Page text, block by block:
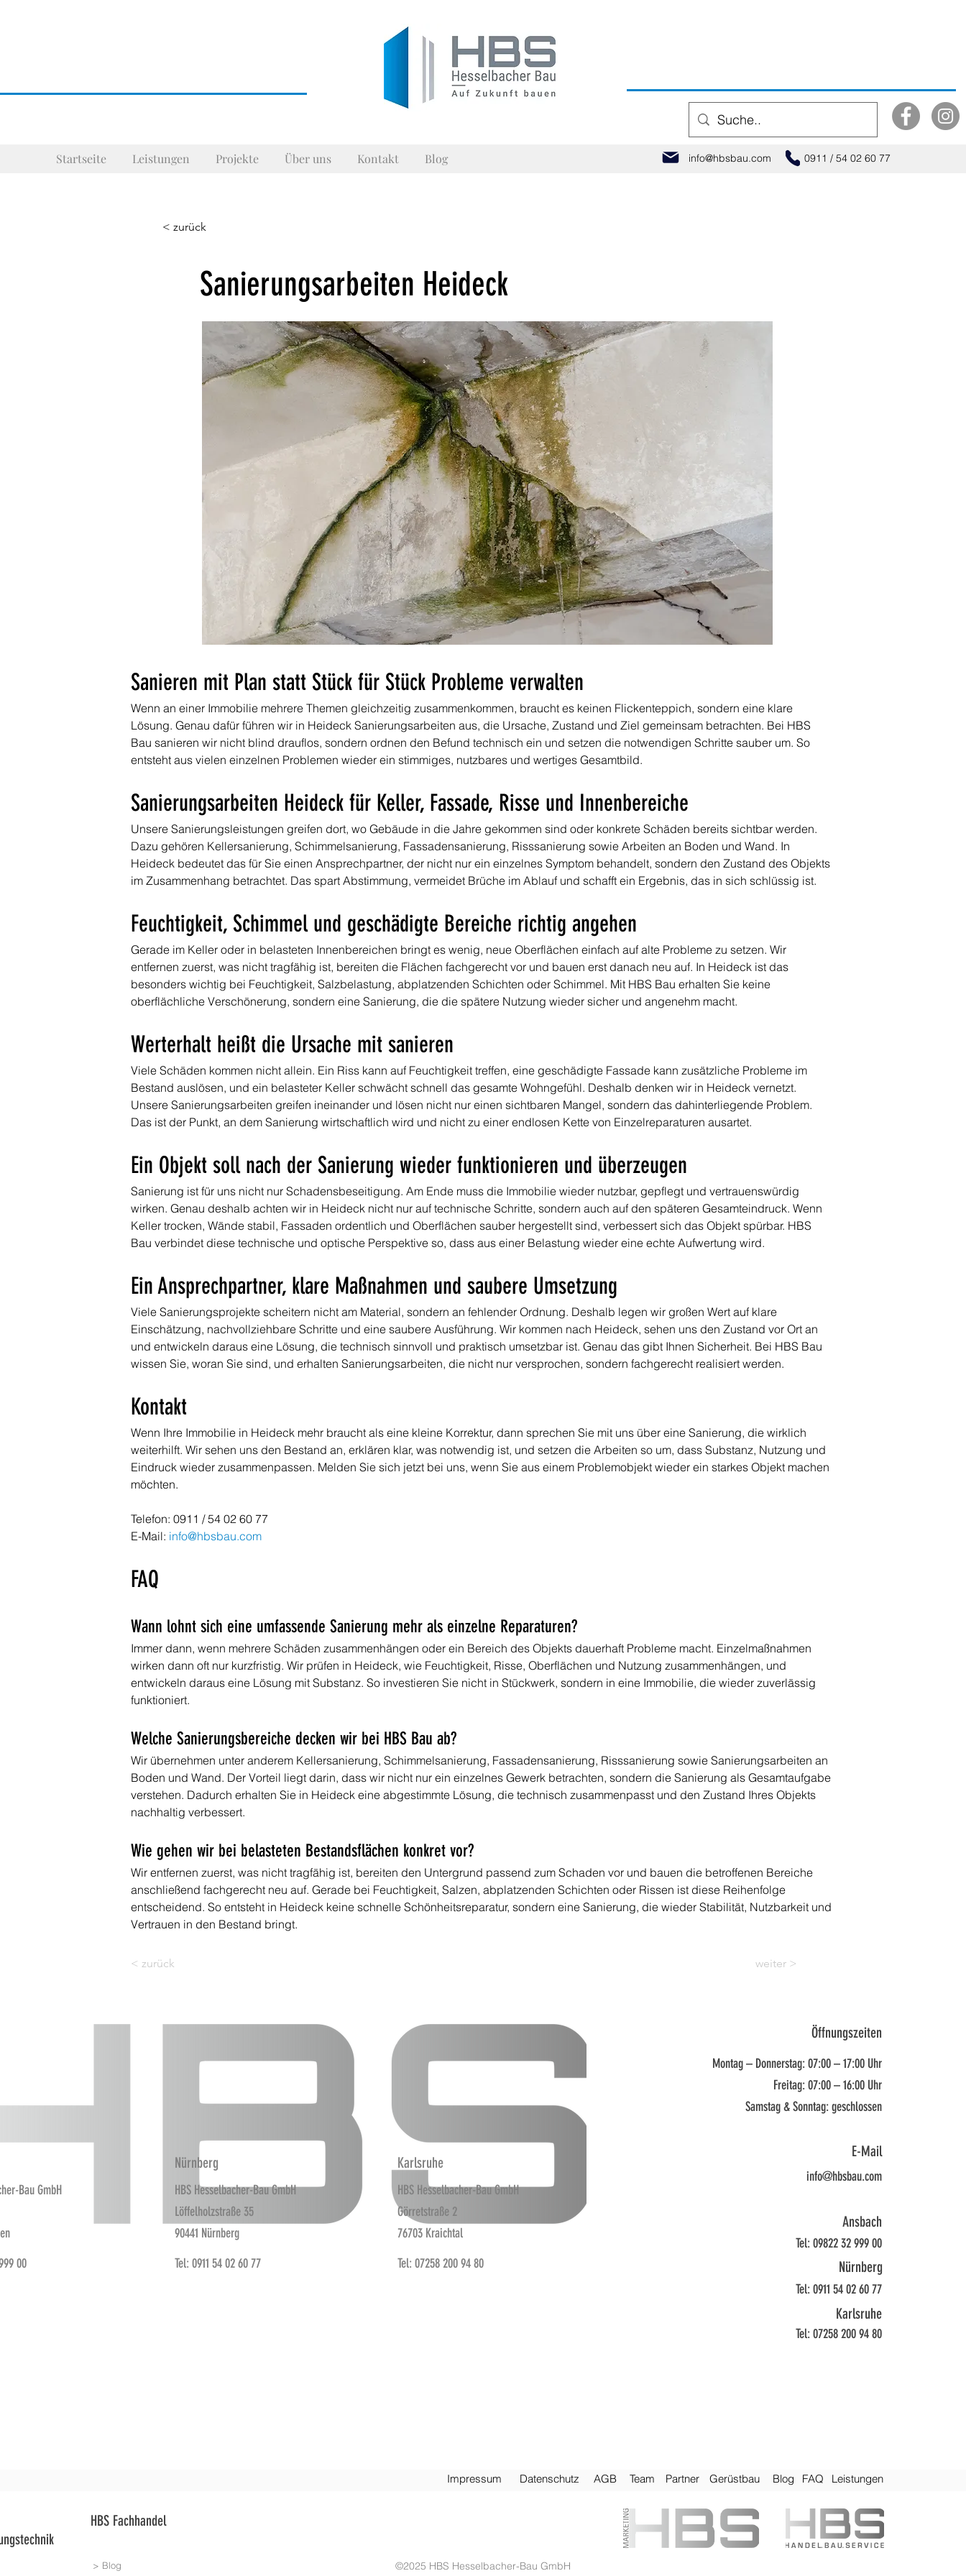
Startseite Leistungen Projekte Über uns Kontakt Blog info@hbsbau.com 0911 / 54 02 60 77
Sanierungsarbeiten Heideck
Sanieren mit Plan statt Stück für Stück Probleme verwalten
Wenn an einer Immobilie mehrere Themen gleichzeitig zusammenkommen, braucht es keinen Flickenteppich, sondern eine klare
Lösung. Genau dafür führen wir in Heideck Sanierungsarbeiten aus, die Ursache, Zustand und Ziel gemeinsam betrachten. Bei HBS
Bau sanieren wir nicht blind drauflos, sondern ordnen den Befund technisch ein und setzen die notwendigen Schritte sauber um. So
entsteht aus vielen einzelnen Problemen wieder ein stimmiges, nutzbares und wertiges Gesamtbild.
Sanierungsarbeiten Heideck für Keller, Fassade, Risse und Innenbereiche
Unsere Sanierungsleistungen greifen dort, wo Gebäude in die Jahre gekommen sind oder konkrete Schäden bereits sichtbar werden.
Dazu gehören Kellersanierung, Schimmelsanierung, Fassadensanierung, Risssanierung sowie Arbeiten an Boden und Wand. In
Heideck bedeutet das für Sie einen Ansprechpartner, der nicht nur ein einzelnes Symptom behandelt, sondern den Zustand des Objekts
im Zusammenhang betrachtet. Das spart Abstimmung, vermeidet Brüche im Ablauf und schafft ein Ergebnis, das in sich schlüssig ist.
Feuchtigkeit, Schimmel und geschädigte Bereiche richtig angehen
Gerade im Keller oder in belasteten Innenbereichen bringt es wenig, neue Oberflächen einfach auf alte Probleme zu setzen. Wir
entfernen zuerst, was nicht tragfähig ist, bereiten die Flächen fachgerecht vor und bauen erst danach neu auf. In Heideck ist das
besonders wichtig bei Feuchtigkeit, Salzbelastung, abplatzenden Schichten oder Schimmel. Mit HBS Bau erhalten Sie keine
oberflächliche Verschönerung, sondern eine Sanierung, die die spätere Nutzung wieder sicher und angenehm macht.
Werterhalt heißt die Ursache mit sanieren
Viele Schäden kommen nicht allein. Ein Riss kann auf Feuchtigkeit treffen, eine geschädigte Fassade kann zusätzliche Probleme im
Bestand auslösen, und ein belasteter Keller schwächt schnell das gesamte Wohngefühl. Deshalb denken wir in Heideck vernetzt.
Unsere Sanierungsarbeiten greifen ineinander und lösen nicht nur einen sichtbaren Mangel, sondern das dahinterliegende Problem.
Das ist der Punkt, an dem Sanierung wirtschaftlich wird und nicht zu einer endlosen Kette von Einzelreparaturen ausartet.
Ein Objekt soll nach der Sanierung wieder funktionieren und überzeugen
Sanierung ist für uns nicht nur Schadensbeseitigung. Am Ende muss die Immobilie wieder nutzbar, gepflegt und vertrauenswürdig
wirken. Genau deshalb achten wir in Heideck nicht nur auf technische Schritte, sondern auch auf den späteren Gesamteindruck. Wenn
Keller trocken, Wände stabil, Fassaden ordentlich und Oberflächen sauber hergestellt sind, verbessert sich das Objekt spürbar. HBS
Bau verbindet diese technische und optische Perspektive so, dass aus einer Belastung wieder eine echte Aufwertung wird.
Ein Ansprechpartner, klare Maßnahmen und saubere Umsetzung
Viele Sanierungsprojekte scheitern nicht am Material, sondern an fehlender Ordnung. Deshalb legen wir großen Wert auf klare
Einschätzung, nachvollziehbare Schritte und eine saubere Ausführung. Wir kommen nach Heideck, sehen uns den Zustand vor Ort an
und entwickeln daraus eine Lösung, die technisch sinnvoll und praktisch umsetzbar ist. Genau das gibt Ihnen Sicherheit. Bei HBS Bau
wissen Sie, woran Sie sind, und erhalten Sanierungsarbeiten, die nicht nur versprochen, sondern fachgerecht realisiert werden.
Kontakt
Wenn Ihre Immobilie in Heideck mehr braucht als eine kleine Korrektur, dann sprechen Sie mit uns über eine Sanierung, die wirklich
weiterhilft. Wir sehen uns den Bestand an, erklären klar, was notwendig ist, und setzen die Arbeiten so um, dass Substanz, Nutzung und
Eindruck wieder zusammenpassen. Melden Sie sich jetzt bei uns, wenn Sie aus einem Problemobjekt wieder ein starkes Objekt machen
möchten.
Telefon: 0911 / 54 02 60 77
E-Mail: info@hbsbau.com
FAQ
Wann lohnt sich eine umfassende Sanierung mehr als einzelne Reparaturen?
Immer dann, wenn mehrere Schäden zusammenhängen oder ein Bereich des Objekts dauerhaft Probleme macht. Einzelmaßnahmen
wirken dann oft nur kurzfristig. Wir prüfen in Heideck, wie Feuchtigkeit, Risse, Oberflächen und Nutzung zusammenhängen, und
entwickeln daraus eine Lösung mit Substanz. So investieren Sie nicht in Stückwerk, sondern in eine Immobilie, die wieder zuverlässig
funktioniert.
Welche Sanierungsbereiche decken wir bei HBS Bau ab?
Wir übernehmen unter anderem Kellersanierung, Schimmelsanierung, Fassadensanierung, Risssanierung sowie Sanierungsarbeiten an
Boden und Wand. Der Vorteil liegt darin, dass wir nicht nur ein einzelnes Gewerk betrachten, sondern die Sanierung als Gesamtaufgabe
verstehen. Dadurch erhalten Sie in Heideck eine abgestimmte Lösung, die technisch zusammenpasst und den Zustand Ihres Objekts
nachhaltig verbessert.
Wie gehen wir bei belasteten Bestandsflächen konkret vor?
Wir entfernen zuerst, was nicht tragfähig ist, bereiten den Untergrund passend zum Schaden vor und bauen die betroffenen Bereiche
anschließend fachgerecht neu auf. Gerade bei Feuchtigkeit, Salzen, abplatzenden Schichten oder Rissen ist diese Reihenfolge
entscheidend. So entsteht in Heideck keine schnelle Schönheitsreparatur, sondern eine Sanierung, die wieder Stabilität, Nutzbarkeit und
Vertrauen in den Bestand bringt.
< zurück weiter >
< zurück
Bau GmbH
Nürnberg
HBS Hesselbacher-Bau GmbH
Löffelholzstraße 35
90441 Nürnberg
Karlsruhe
HBS Hesselbacher-Bau GmbH
Görretstraße 2
76703 Kraichtal
00
Tel: 0911 54 02 60 77 Tel: 07258 200 94 80
Öffnungszeiten
Montag – Donnerstag: 07:00 – 17:00 Uhr
Freitag: 07:00 – 16:00 Uhr
Samstag & Sonntag: geschlossen
E-Mail
info@hbsbau.com
Ansbach
Tel: 09822 32 999 00
Nürnberg
Tel: 0911 54 02 60 77
Karlsruhe
Tel: 07258 200 94 80
Impressum Datenschutz AGB Team Partner Gerüstbau Blog FAQ Leistungen
HBS Fachhandel
> Blog ©2025 HBS Hesselbacher-Bau GmbH